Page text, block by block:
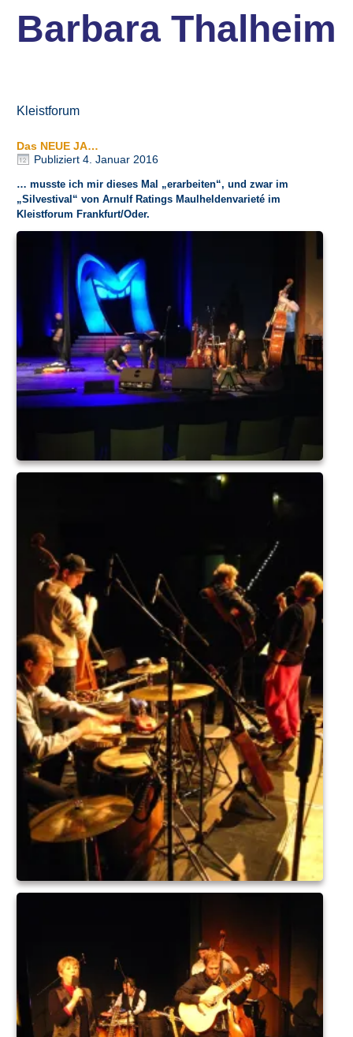
Barbara Thalheim
Kleistforum
Das NEUE JA…
Publiziert 4. Januar 2016
… musste ich mir dieses Mal „erarbeiten“, und zwar im
„Silvestival“ vonArnulf Ratings Maulheldenvarieté im
Kleistforum Frankfurt/Oder.